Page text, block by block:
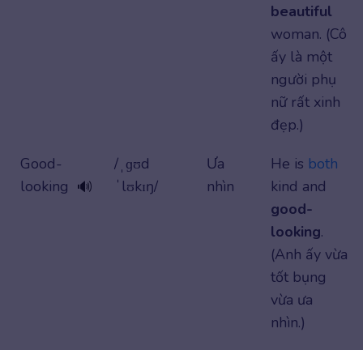
beautiful
woman. (Cô
ấy là một
người phụ
nữ rất xinh
đẹp.)
Good-
looking 🔊
/ˌɡʊd
ˈlʊkɪŋ/
Ưa
nhìn
He is both
kind and
good-
looking.
(Anh ấy vừa
tốt bụng
vừa ưa
nhìn.)